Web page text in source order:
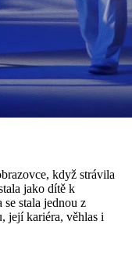
když strávila
jako dítě k
stala jednou z
její kariéra, věhlas i